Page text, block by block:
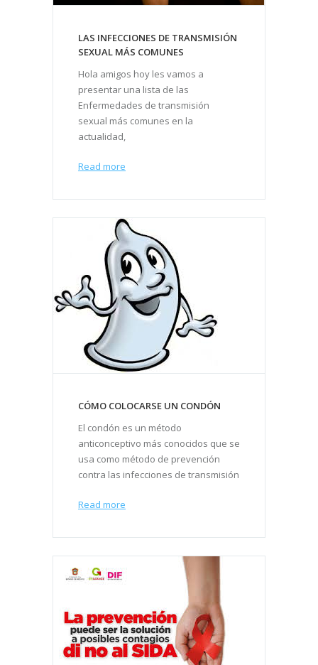
LAS INFECCIONES DE TRANSMISIÓN
SEXUAL MÁS COMUNES
Hola amigos hoy les vamos a
presentar una lista de las
Enfermedades de transmisión
sexual más comunes en la
actualidad,
Read more
CÓMO COLOCARSE UN CONDÓN
El condón es un método
anticonceptivo más conocidos que se
usa como método de prevención
contra las infecciones de transmisión
Read more